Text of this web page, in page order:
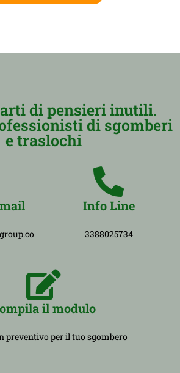
di pensieri inutili.
di sgomberi
e traslochi
Info Line
3388025734
il modulo
preventivo per il tuo sgombero